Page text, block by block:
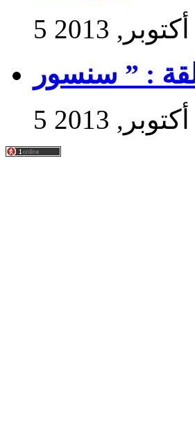
5 أكتوبر, 2013
5 أكتوبر, 2013